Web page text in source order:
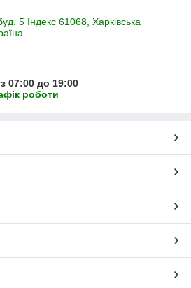
5 Індекс 61068, Харківська
07:00 до 19:00
роботи